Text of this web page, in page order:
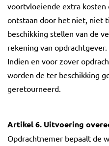
voortvloeiende extra kosten
ontstaan door het niet, niet
beschikking stellen van de
rekening van opdrachtgever.
Indien en voor zover
worden de ter beschikking
geretourneerd.
Artikel 6. Uitvoering
Opdrachtnemer bepaalt de